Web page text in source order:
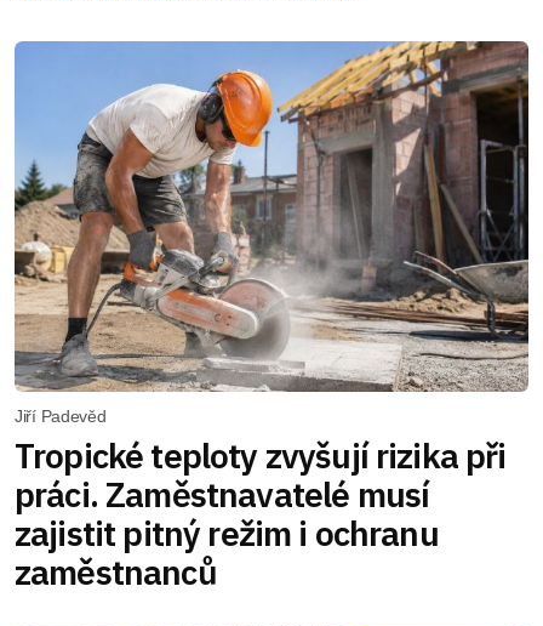
Jiří Padevěd
Tropické teploty zvyšují rizika při
práci. Zaměstnavatelé musí
zajistit pitný režim i ochranu
zaměstnanců